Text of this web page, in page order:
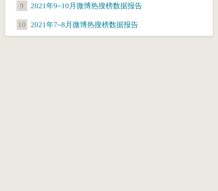
9 2021年9~10月微博热搜榜数据报告
10 2021年7~8月微博热搜榜数据报告